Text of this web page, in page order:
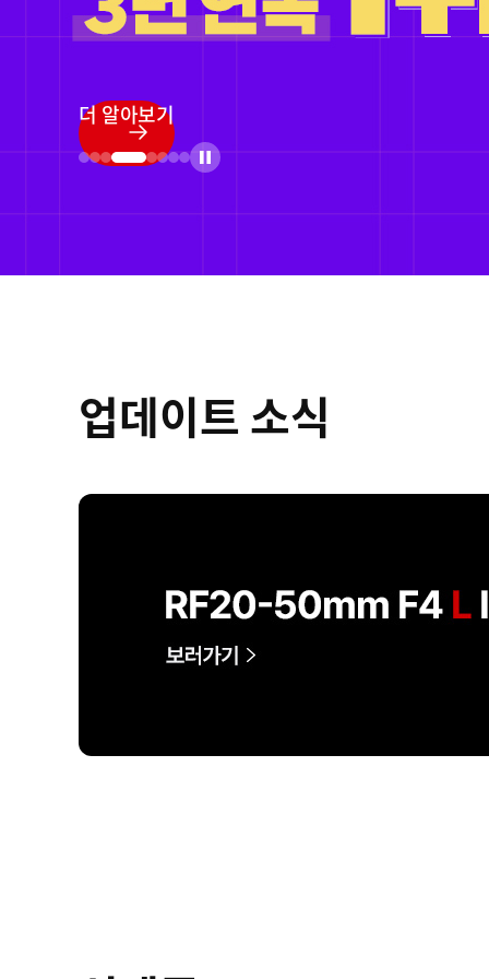
정품등록 프로모
더 알아보기
업데이트 소식